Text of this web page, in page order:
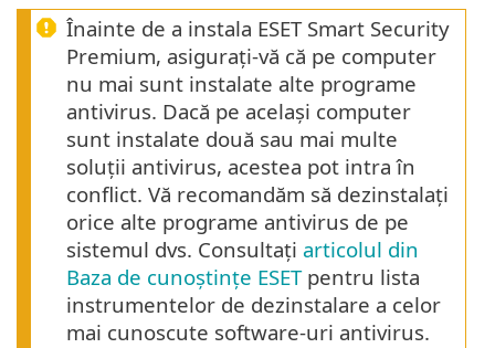
Înainte de a instala ESET Smart Security
Premium, asigurați-vă că pe computer
nu mai sunt instalate alte programe
antivirus. Dacă pe același computer
sunt instalate două sau mai multe
soluții antivirus, acestea pot intra în
conflict. Vă recomandăm să dezinstalați
orice alte programe antivirus de pe
sistemul dvs. Consultați articolul din
Baza de cunoștințe ESETpentru lista
instrumentelor de dezinstalare a celor
mai cunoscute software-uri antivirus.